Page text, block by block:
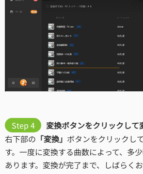
Step 4
変換ボタンをクリックして
右下部の 「変換」 ボタンをクリックし
す。一度に変換する曲数によって、多
あります。変換が完了まで、しばらく